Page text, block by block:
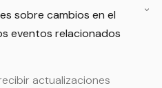
sobre cambios en el
eventos relacionados
actualizaciones